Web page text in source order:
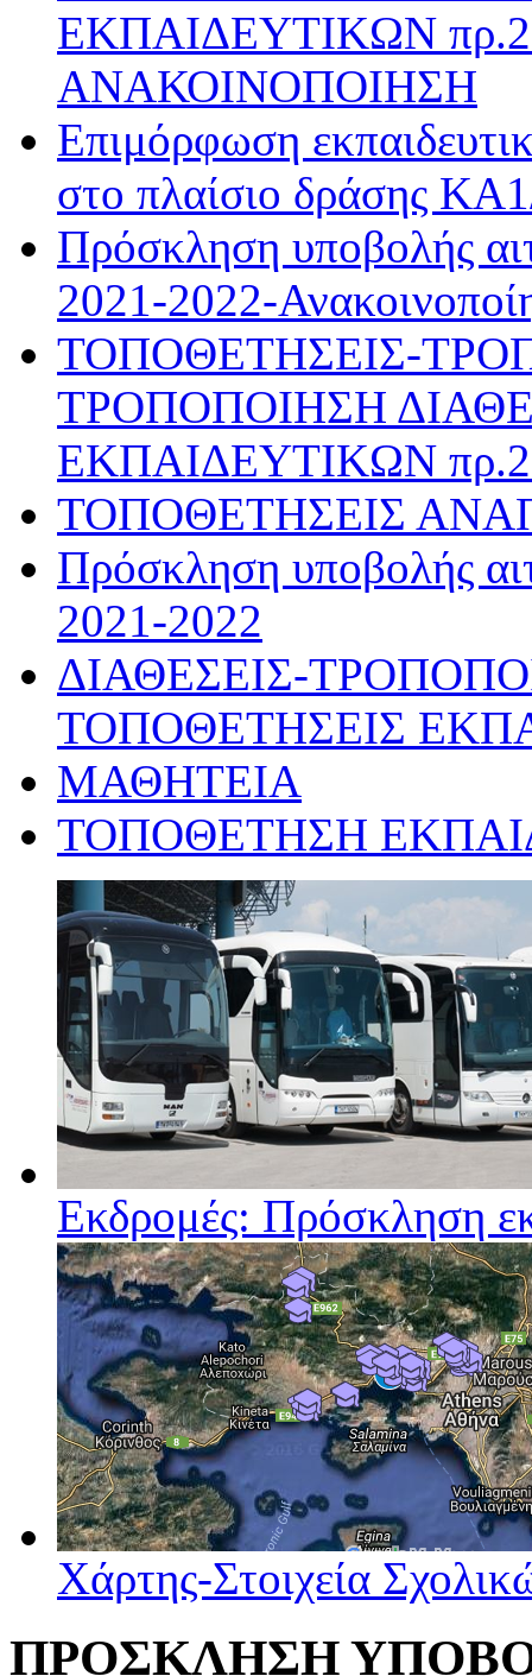
ΕΚΠΑΙΔΕΥΤΙΚΩΝ
ΑΝΑΚΟΙΝΟΠΟΙΗΣΗ
Επιμόρφωση
στο πλαίσιο δράσης
Πρόσκληση υποβολής
2021-2022-
ΤΟΠΟΘΕΤΗΣΕΙΣ-
ΤΡΟΠΟΠΟΙΗΣΗ
ΕΚΠΑΙΔΕΥΤΙΚΩΝ
ΤΟΠΟΘΕΤΗΣΕΙΣ
Πρόσκληση υποβολής
2021-2022
ΔΙΑΘΕΣΕΙΣ-
ΤΟΠΟΘΕΤΗΣΕΙΣ
ΜΑΘΗΤΕΙΑ
ΤΟΠΟΘΕΤΗΣΗ
Εκδρομές: Πρόσκληση
Χάρτης-Στοιχεία
ΠΡΟΣΚΛΗΣΗ